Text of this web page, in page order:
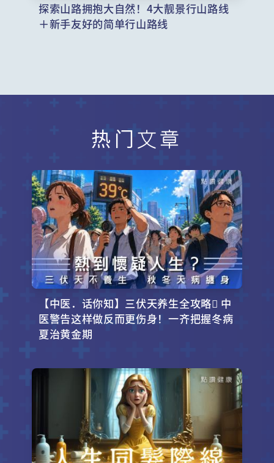
探索山路拥抱大自然！4大靓景行山路线
＋新手友好的简单行山路线
热门文章
【中医．话你知】三伏天养生全攻略 中
医警告这样做反而更伤身！一齐把握冬病
夏治黄金期